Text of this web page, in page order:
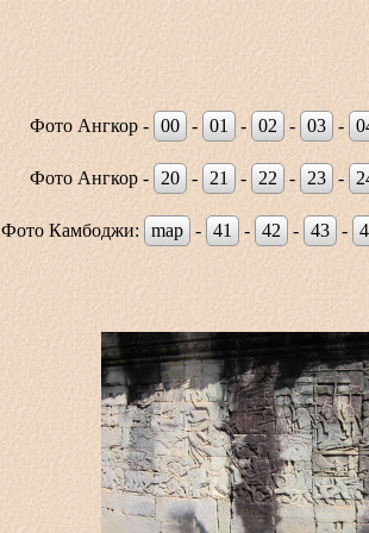
Фото Ангкор - 00 - 01 - 02 - 03 -
Фото Ангкор - 20 - 21 - 22 - 23 -
Фото Камбоджи: map - 41 - 42 - 43 -